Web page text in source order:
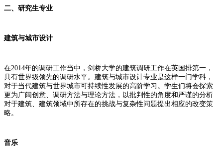
二、研究生专业
建筑与城市设计
在2014年的调研工作当中，剑桥大学的建筑调研工作在英国排第一，
具有世界级领先的调研水平。建筑与城市设计专业是这样一门学科，
对于当代建筑与世界城市可持续性发展的高阶学习。学生们将会探索
更为广阔创意、调研方法与理论方法，以批判性的角度和严谨的分析
对于建筑、建筑领域中所存在的挑战与复杂性问题提出相应的改变策
略。
音乐